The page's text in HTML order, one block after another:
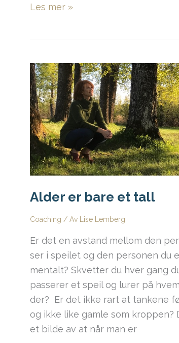
Det
hva
jeg
veier,
men
den
jeg
har
blitt
veien
Les mer »
Alder er bare et tall
Coaching / Av Lise Lemberg
Er det en avstand mellom den
ser i speilet og den personen du
mentalt? Skvetter du hver gang
passerer et speil og lurer på
der? Er det ikke rart at tankene
og ikke like gamle som kroppen?
et bilde av at når man er